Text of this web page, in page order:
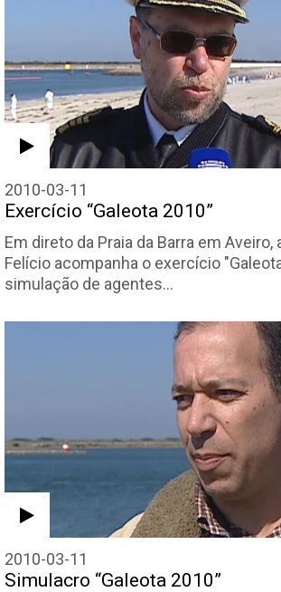
2010-03-11
Exercício “Galeota 2010”
Em direto da Praia da Barra em Aveiro,
Felício acompanha o exercício
simulação de agentes…
2010-03-11
Simulacro “Galeota 2010”